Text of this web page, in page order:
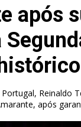
após
Reinaldo
após